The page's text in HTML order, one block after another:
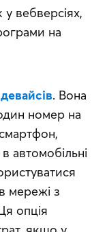
вебверсіях,
на
. Вона
номер на
автомобільні
мережі з
опція